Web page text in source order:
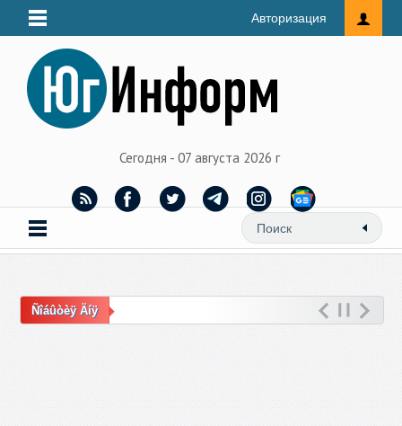
Авторизация
Сегодня - 07 августа 2026 г
Ñîáûòèÿ Äíÿ